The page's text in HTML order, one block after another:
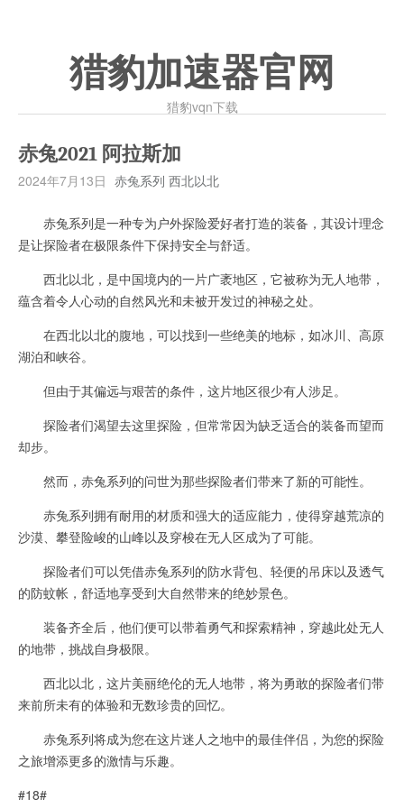
猎豹加速器官网
猎豹vqn下载
赤兔2021 阿拉斯加
2024年7月13日 赤兔系列 西北以北
赤兔系列是一种专为户外探险爱好者打造的装备，其设计理念
是让探险者在极限条件下保持安全与舒适。
西北以北，是中国境内的一片广袤地区，它被称为无人地带，
蕴含着令人心动的自然风光和未被开发过的神秘之处。
在西北以北的腹地，可以找到一些绝美的地标，如冰川、高原
湖泊和峡谷。
但由于其偏远与艰苦的条件，这片地区很少有人涉足。
探险者们渴望去这里探险，但常常因为缺乏适合的装备而望而
却步。
然而，赤兔系列的问世为那些探险者们带来了新的可能性。
赤兔系列拥有耐用的材质和强大的适应能力，使得穿越荒凉的
沙漠、攀登险峻的山峰以及穿梭在无人区成为了可能。
探险者们可以凭借赤兔系列的防水背包、轻便的吊床以及透气
的防蚊帐，舒适地享受到大自然带来的绝妙景色。
装备齐全后，他们便可以带着勇气和探索精神，穿越此处无人
的地带，挑战自身极限。
西北以北，这片美丽绝伦的无人地带，将为勇敢的探险者们带
来前所未有的体验和无数珍贵的回忆。
赤兔系列将成为您在这片迷人之地中的最佳伴侣，为您的探险
之旅增添更多的激情与乐趣。
#18#